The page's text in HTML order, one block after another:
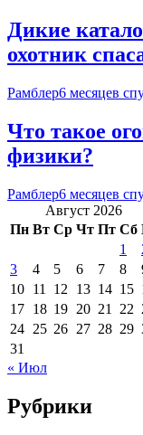
Дикие
охотник
Рамблер6 месяцев
Что такое
физики?
Рамблер6 месяцев
Август 2026
Пн Вт Ср Чт Пт Сб
1
3
4 5 6 7 8
10 11 12 13 14 15
17 18 19 20 21 22
24 25 26 27 28 29
31
« Июл
Рубрики